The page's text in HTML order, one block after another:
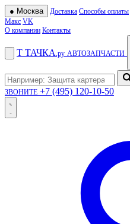
● Москва Доставка Способы оплаты
Макс VK
О компании Контакты
Т ТАЧКА .ру АВТОЗАПЧАСТИ
ЗВОНИТЕ +7 (495) 120-10-50